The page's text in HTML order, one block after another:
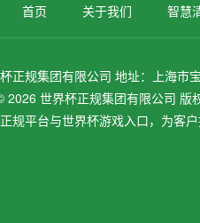
首页 关于我们 智慧
正规集团有限公司 地址：上海
2026 世界杯正规集团有限公司 版
规平台与世界杯游戏入口，为客